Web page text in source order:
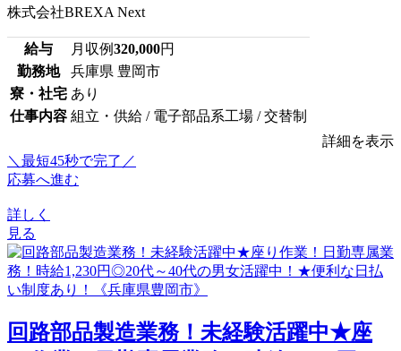
株式会社BREXA Next
給与 月収例320,000円
勤務地
兵庫県 豊岡市
寮・社宅 あり
仕事内容 組立・供給 / 電子部品系工場 / 交替制
詳細を表示
＼最短45秒で完了／
応募へ進む
詳しく
見る
回路部品製造業務！未経験活躍中★座